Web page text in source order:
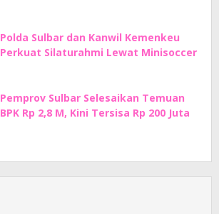
Polda Sulbar dan Kanwil Kemenkeu
Perkuat Silaturahmi Lewat Minisoccer
Pemprov Sulbar Selesaikan Temuan
BPK Rp 2,8 M, Kini Tersisa Rp 200 Juta